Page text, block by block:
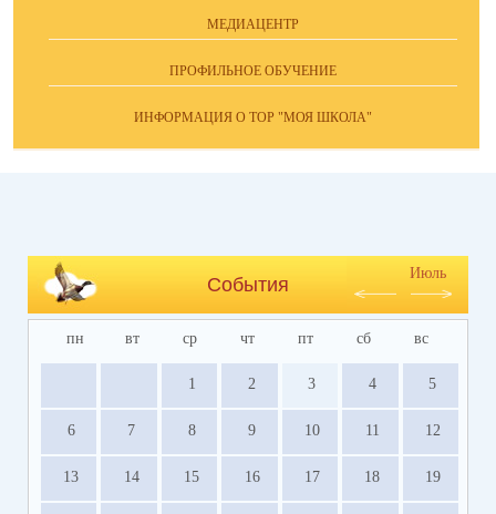
МЕДИАЦЕНТР
ПРОФИЛЬНОЕ ОБУЧЕНИЕ
ИНФОРМАЦИЯ О ТОР "МОЯ ШКОЛА"
События
Июль
пн вт ср чт пт сб вс
1 2 3 4 5
6 7 8 9 10 11 12
13 14 15 16 17 18 19